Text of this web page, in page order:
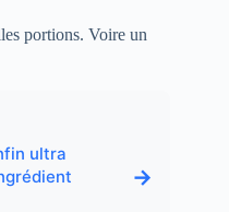
portions. Voire un
ultra
→